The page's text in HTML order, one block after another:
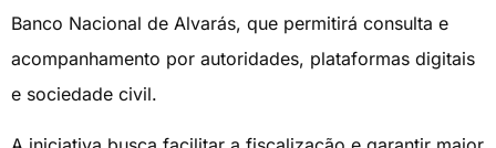
Banco Nacional de Alvarás, que permitirá consulta e
acompanhamento por autoridades, plataformas digitais
e sociedade civil.